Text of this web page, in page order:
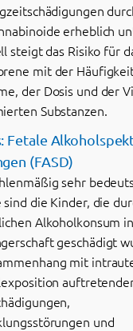
erheblich
steigt das Risiko für
mit der
der Dosis und der
Substanzen.
Fetale
(FASD)
sehr
sind die Kinder, die
Alkoholkonsum
geschädigt
mit
und